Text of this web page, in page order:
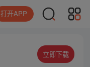
打开APP
立即下载